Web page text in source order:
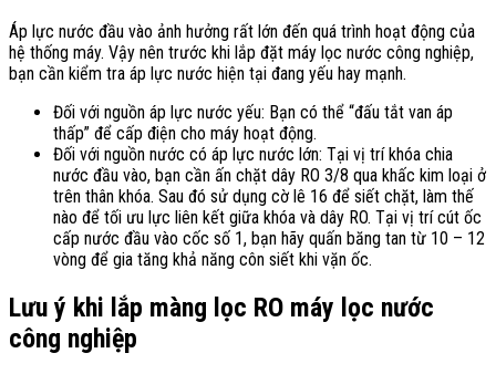
Áp lực nước đầu vào ảnh hưởng rất lớn đến quá trình hoạt động của
hệ thống máy. Vậy nên trước khi lắp đặt máy lọc nước công nghiệp,
bạn cần kiểm tra áp lực nước hiện tại đang yếu hay mạnh.
Đối với nguồn áp lực nước yếu: Bạn có thể “đấu tắt van áp
thấp” để cấp điện cho máy hoạt động.
Đối với nguồn nước có áp lực nước lớn: Tại vị trí khóa chia
nước đầu vào, bạn cần ấn chặt dây RO 3/8 qua khấc kim loại ở
trên thân khóa. Sau đó sử dụng cờ lê 16 để siết chặt, làm thế
nào để tối ưu lực liên kết giữa khóa và dây RO. Tại vị trí cút ốc
cấp nước đầu vào cốc số 1, bạn hãy quấn băng tan từ 10 – 12
vòng để gia tăng khả năng côn siết khi vặn ốc.
Lưu ý khi lắp màng lọc RO máy lọc nước
công nghiệp